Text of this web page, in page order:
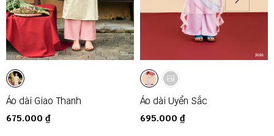
Áo dài Giao Thanh
675.000 ₫
Áo dài Uyển Sắc
695.000 ₫